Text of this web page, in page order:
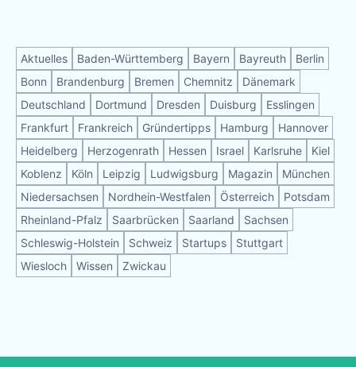
Aktuelles Baden-Württemberg Bayern Bayreuth
Berlin
Bonn
Brandenburg Bremen Chemnitz
Dänemark
Deutschland
Dortmund Dresden Duisburg
Esslingen
Frankfurt
Frankreich Gründertipps Hamburg
Hannover
Heidelberg
Herzogenrath Hessen Israel Karlsruhe
Kiel
Koblenz
Köln Leipzig Ludwigsburg Magazin
München
Niedersachsen
Nordhein-Westfalen Österreich
Potsdam
Rheinland-Pfalz
Saarbrücken Saarland
Sachsen
Schleswig-Holstein
Schweiz Startups
Stuttgart
Wiesloch
Wissen Zwickau